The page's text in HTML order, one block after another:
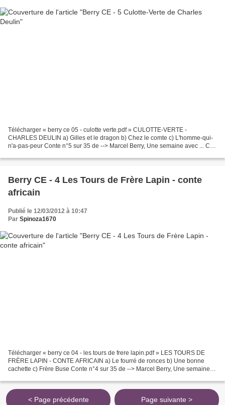
Télécharger « berry ce 05 - culotte verte.pdf » CULOTTE-VERTE -
CHARLES DEULIN a) Gilles et le dragon b) Chez le comte c) L'homme-qui-
n'a-pas-peur Conte n°5 sur 35 de --> Marcel Berry, Une semaine avec ... CE
Berry CE - 4 Les Tours de Frère Lapin - conte
africain
Publié le 12/03/2012 à 10:47
Par Spinoza1670
Télécharger « berry ce 04 - les tours de frere lapin.pdf » LES TOURS DE
FRÈRE LAPIN - CONTE AFRICAIN a) Le fourré de ronces b) Une bonne
cachette c) Frère Buse Conte n°4 sur 35 de --> Marcel Berry, Une semaine
< Page précédente Page suivante >